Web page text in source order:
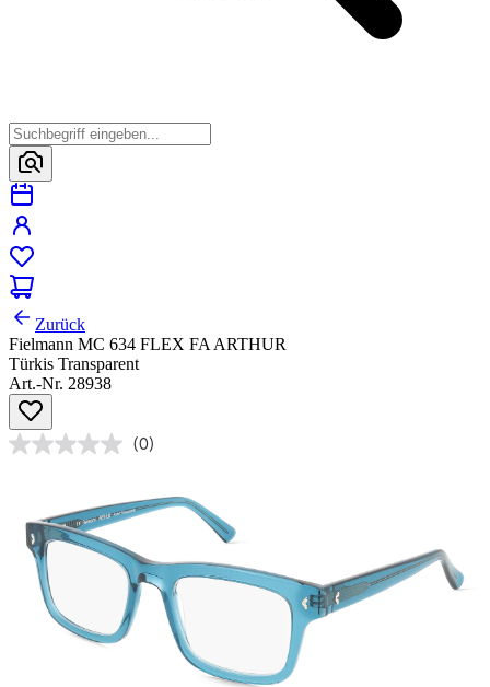
Zurück
Fielmann MC 634 FLEX FA ARTHUR
Türkis Transparent
Art.-Nr. 28938
(0)